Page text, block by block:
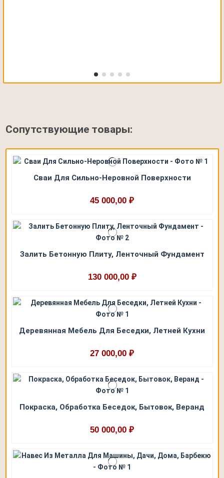
Сопутствующие товары:
Сваи Для Сильно-Неровной Поверхности
45 000,00 ₽
Залить Бетонную Плиту, Ленточный Фундамент
130 000,00 ₽
Деревянная Мебель Для Беседки, Летней Кухни
27 000,00 ₽
Покраска, Обработка Беседок, Бытовок, Веранд
50 000,00 ₽